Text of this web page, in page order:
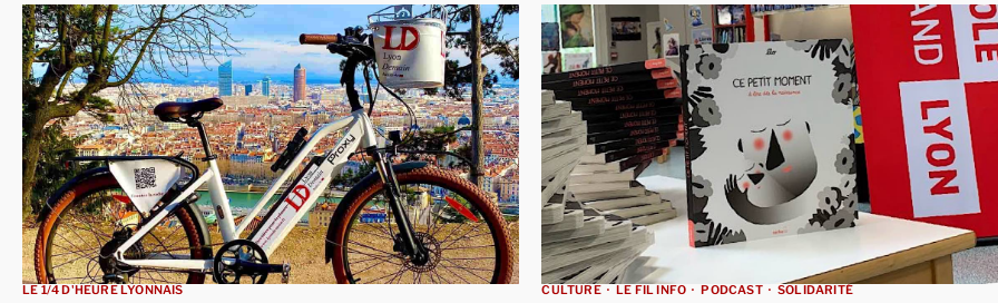
LE 1/4 D'HEURE LYONNAIS CULTURE LE FIL INFO PODCAST SOLIDARITÉ